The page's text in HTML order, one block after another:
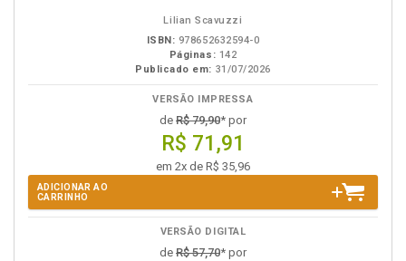
Lilian Scavuzzi
ISBN: 978652632594-0
Páginas: 142
Publicado em: 31/07/2026
VERSÃO IMPRESSA
de R$ 79,90* por
R$ 71,91
em 2x de R$ 35,96
ADICIONAR AO
CARRINHO
VERSÃO DIGITAL
de R$ 57,70* por